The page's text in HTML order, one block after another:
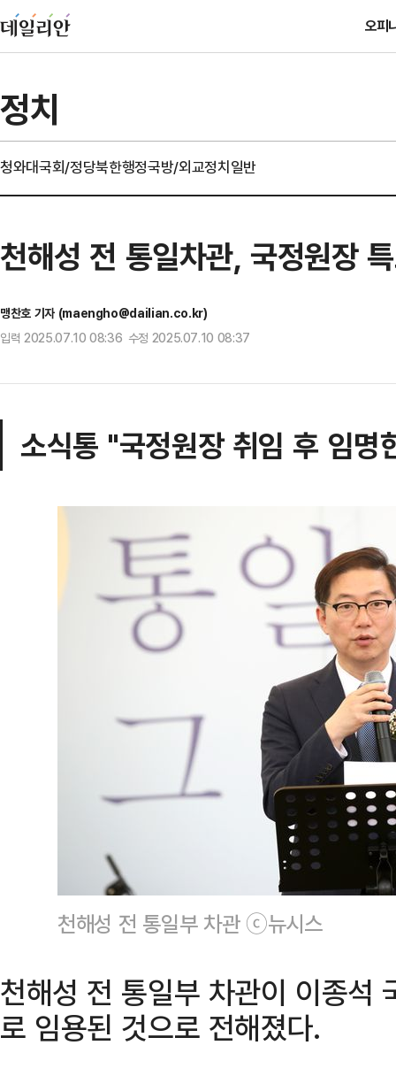
오피
정치
청와대국회/정당북한행정국방/외교정치일반
천해성 전 통일차관, 국정원장
맹찬호 기자 (maengho@dailian.co.kr)
입력 2025.07.10 08:36 수정 2025.07.10 08:37
소식통 "국정원장 취임 후 임명
천해성 전 통일부 차관 ⓒ뉴시스
천해성 전 통일부 차관이 이종석
로 임용된 것으로 전해졌다.